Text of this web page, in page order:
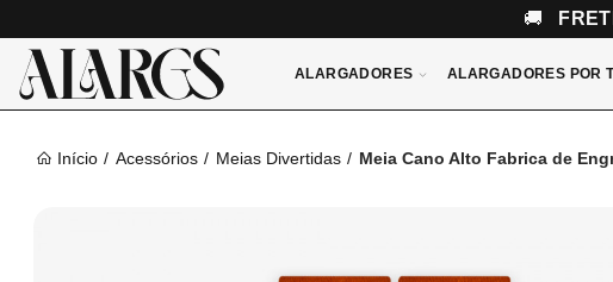
🚚
ALARGADORES ALARGADORES POR
Início Acessórios Meias Divertidas Meia Cano Alto Fabrica de